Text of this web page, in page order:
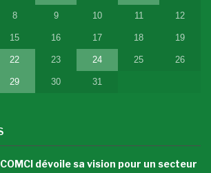
8 9 10 11 12
15 16 17 18 19
22 23 24 25 26
29 30
31
dévoile sa vision pour un secteur